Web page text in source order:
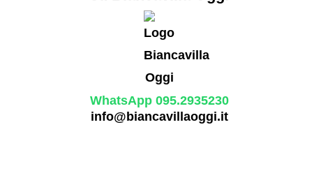
WhatsApp 095.2935230
info@biancavillaoggi.it